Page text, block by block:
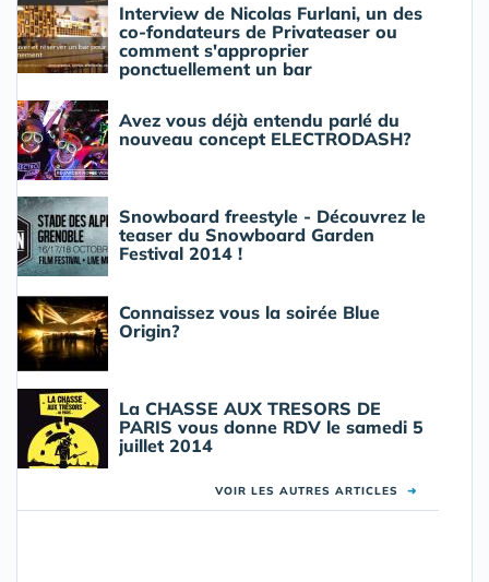
Interview de Nicolas Furlani, un des
co-fondateurs de Privateaser ou
comment s'approprier
ponctuellement un bar
Avez vous déjà entendu parlé du
nouveau concept ELECTRODASH?
Snowboard freestyle - Découvrez le
teaser du Snowboard Garden
Festival 2014 !
Connaissez vous la soirée Blue
Origin?
La CHASSE AUX TRESORS DE
PARIS vous donne RDV le samedi 5
juillet 2014
VOIR LES AUTRES ARTICLES ➜